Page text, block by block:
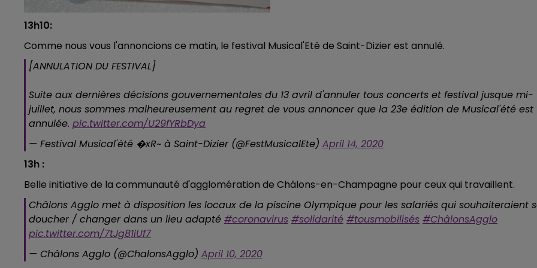
13h10:
Comme nous vous l'annoncions ce matin, le festival Musical'Eté de Saint-Dizier est annulé.
[ANNULATION DU FESTIVAL]
Suite aux dernières décisions gouvernementales du 13 avril d'annuler tous concerts et festival jusque mi-
juillet, nous sommes malheureusement au regret de vous annoncer que la 23e édition de Musical'été est
annulée. pic.twitter.com/U29fYRbDya
— Festival Musical'été �xR~ à Saint-Dizier (@FestMusicalEte) April 14, 2020
13h :
Belle initiative de la communauté d'agglomération de Châlons-en-Champagne pour ceux qui travaillent.
Châlons Agglo met à disposition les locaux de la piscine Olympique pour les salariés qui souhaiteraient
doucher / changer dans un lieu adapté #coronavirus #solidarité #tousmobilisés #ChâlonsAgglo
pic.twitter.com/7tJg81iUf7
— Châlons Agglo (@ChalonsAgglo) April 10, 2020